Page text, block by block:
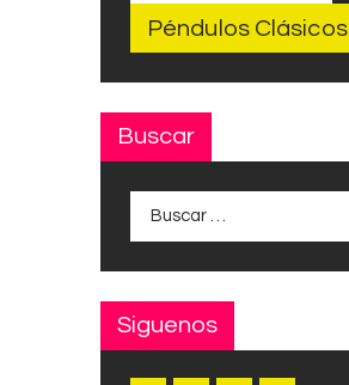
Péndulos Clásicos
Buscar
Siguenos